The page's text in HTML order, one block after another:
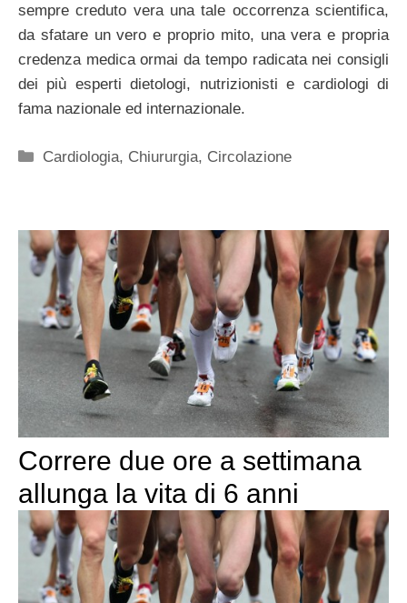
sempre creduto vera una tale occorrenza scientifica,
da sfatare un vero e proprio mito, una vera e propria
credenza medica ormai da tempo radicata nei consigli
dei più esperti dietologi, nutrizionisti e cardiologi di
fama nazionale ed internazionale.
Categorie
Cardiologia, Chiururgia, Circolazione
Correre due ore a settimana
allunga la vita di 6 anni